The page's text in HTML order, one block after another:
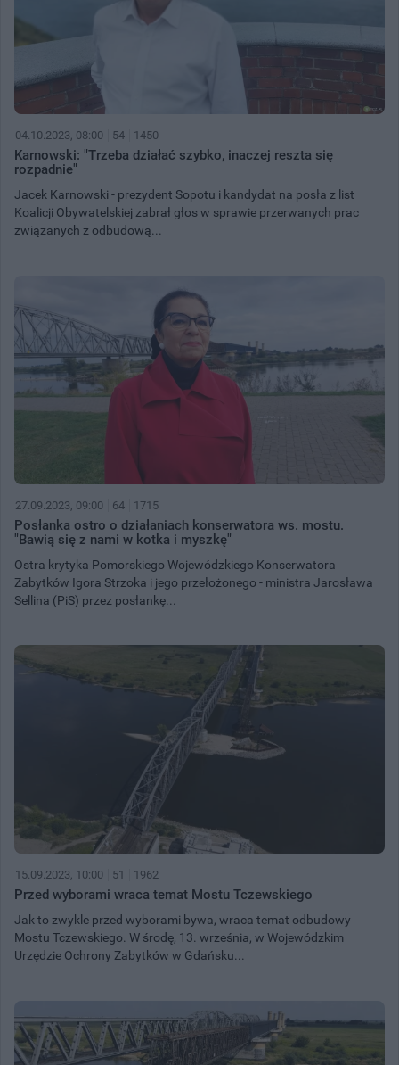
04.10.2023, 08:00 54 1450
Karnowski: "Trzeba działać szybko, inaczej reszta się
rozpadnie"
Jacek Karnowski - prezydent Sopotu i kandydat na posła z list
Koalicji Obywatelskiej zabrał głos w sprawie przerwanych prac
związanych z odbudową...
27.09.2023, 09:00 64 1715
Posłanka ostro o działaniach konserwatora ws. mostu.
"Bawią się z nami w kotka i myszkę"
Ostra krytyka Pomorskiego Wojewódzkiego Konserwatora
Zabytków Igora Strzoka i jego przełożonego - ministra Jarosława
Sellina (PiS) przez posłankę...
15.09.2023, 10:00 51 1962
Przed wyborami wraca temat Mostu Tczewskiego
Jak to zwykle przed wyborami bywa, wraca temat odbudowy
Mostu Tczewskiego. W środę, 13. września, w Wojewódzkim
Urzędzie Ochrony Zabytków w Gdańsku...